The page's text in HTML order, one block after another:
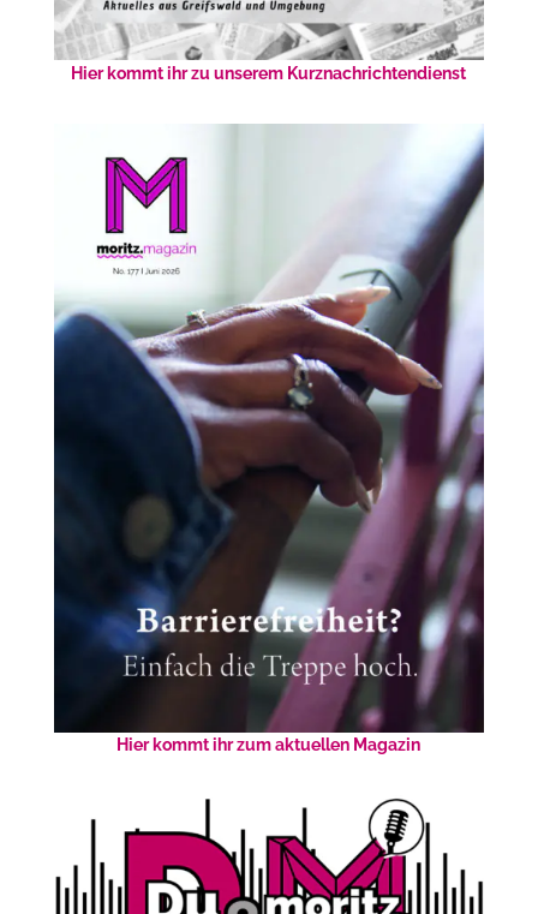
Hier kommt ihr zu unserem Kurznachrichtendienst
Hier kommt ihr zum aktuellen Magazin